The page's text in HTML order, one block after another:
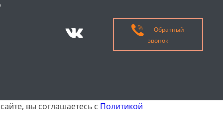
Обратный
звонок
вы соглашаетесь с Политикой